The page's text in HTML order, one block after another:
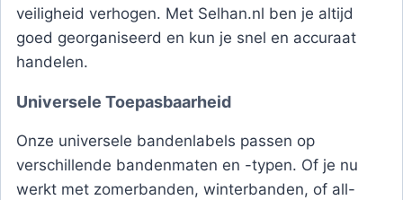
veiligheid verhogen. Met Selhan.nl ben je altijd
goed georganiseerd en kun je snel en accuraat
handelen.
Universele Toepasbaarheid
Onze universele bandenlabels passen op
verschillende bandenmaten en -typen. Of je nu
werkt met zomerbanden, winterbanden, of all-